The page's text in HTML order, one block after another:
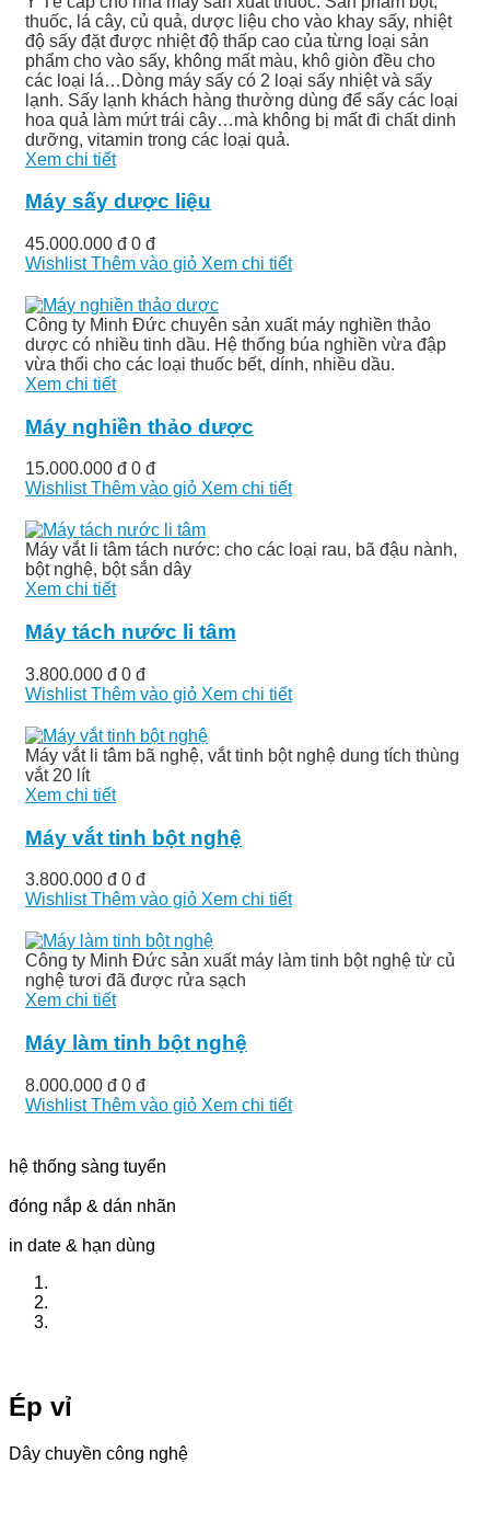
thuốc, lá cây, củ quả, dược liệu cho vào khay sấy, nhiệt
độ sấy đặt được nhiệt độ thấp cao của từng loại sản
phẩm cho vào sấy, không mất màu, khô giòn đều cho
các loại lá…Dòng máy sấy có 2 loại sấy nhiệt và sấy
lạnh. Sấy lạnh khách hàng thường dùng để sấy các loại
hoa quả làm mứt trái cây…mà không bị mất đi chất dinh
dưỡng, vitamin trong các loại quả.
Xem chi tiết
Máy sấy dược liệu
45.000.000 đ 0 đ
Wishlist Thêm vào giỏ Xem chi tiết
Công ty Minh Đức chuyên sản xuất máy nghiền thảo
dược có nhiều tinh dầu. Hệ thống búa nghiền vừa đập
vừa thổi cho các loại thuốc bết, dính, nhiều dầu.
Xem chi tiết
Máy nghiền thảo dược
15.000.000 đ 0 đ
Wishlist Thêm vào giỏ Xem chi tiết
Máy vắt li tâm tách nước: cho các loại rau, bã đậu nành,
bột nghệ, bột sắn dây
Xem chi tiết
Máy tách nước li tâm
3.800.000 đ 0 đ
Wishlist Thêm vào giỏ Xem chi tiết
Máy vắt li tâm bã nghệ, vắt tinh bột nghệ dung tích thùng
vắt 20 lít
Xem chi tiết
Máy vắt tinh bột nghệ
3.800.000 đ 0 đ
Wishlist Thêm vào giỏ Xem chi tiết
Công ty Minh Đức sản xuất máy làm tinh bột nghệ từ củ
nghệ tươi đã được rửa sạch
Xem chi tiết
Máy làm tinh bột nghệ
8.000.000 đ 0 đ
Wishlist Thêm vào giỏ Xem chi tiết
hệ thống sàng tuyển
đóng nắp & dán nhãn
in date & hạn dùng
Ép vỉ
Dây chuyền công nghệ